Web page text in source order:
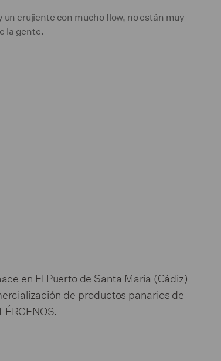
crujiente con mucho flow, no están muy
la gente.
en El Puerto de Santa María (Cádiz)
de productos panarios de